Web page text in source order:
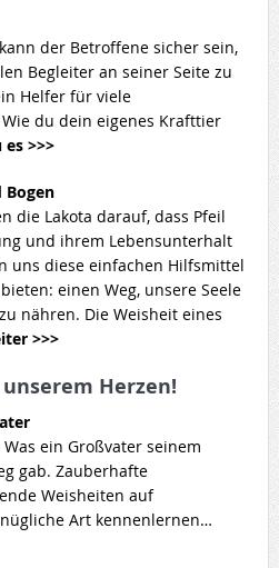
der Betroffene sicher sein,
Begleiter an seiner Seite zu
Helfer für viele
du dein eigenes Krafttier
>>>
Bogen
die Lakota darauf, dass Pfeil
und ihrem Lebensunterhalt
uns diese einfachen Hilfsmittel
einen Weg, unsere Seele
nähren. Die Weisheit eines
>>>
Herzen!
ein Großvater seinem
gab. Zauberhafte
Weisheiten auf
Art kennenlernen…